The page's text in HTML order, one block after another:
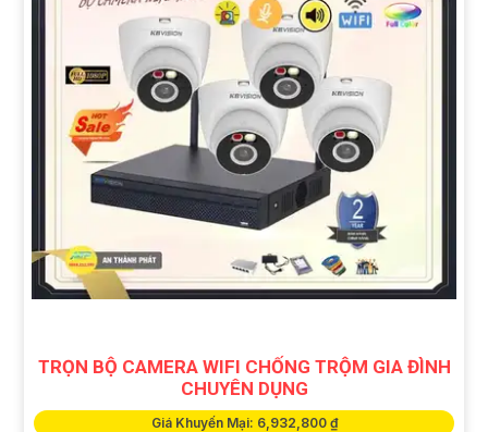
TRỌN BỘ CAMERA WIFI CHỐNG TRỘM GIA ĐÌNH
CHUYÊN DỤNG
Giá Khuyến Mại: 6,932,800 ₫